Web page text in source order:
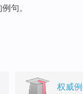
句。
权威